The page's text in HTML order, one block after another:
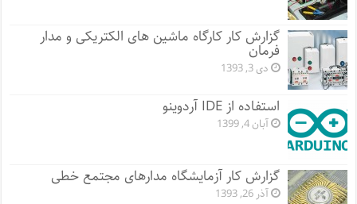
گزارش کار کارگاه ماشین های الکتریکی و مدار
فرمان
دی 3, 1393
استفاده از IDE آردوینو
آبان 4, 1399
گزارش کار آزمایشگاه مدارهای مجتمع خطی
آذر 26, 1393